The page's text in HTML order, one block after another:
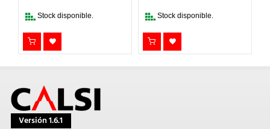
Stock disponible. Stock disponible.
Versión 1.6.1